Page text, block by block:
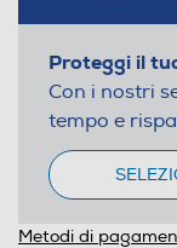
Proteggi il
Con i nostri
tempo e
Metodi di